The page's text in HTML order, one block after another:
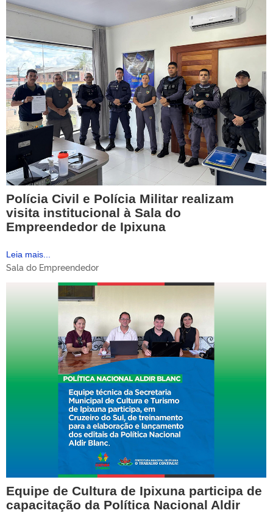
Polícia Civil e Polícia Militar realizam
visita institucional à Sala do
Empreendedor de Ipixuna
Leia mais...
Sala do Empreendedor
Equipe de Cultura de Ipixuna participa de
capacitação da Política Nacional Aldir